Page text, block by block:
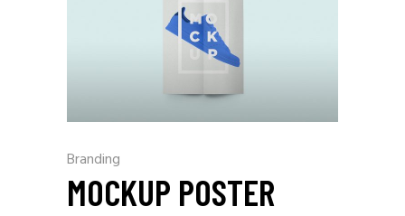
Branding
MOCKUP POSTER